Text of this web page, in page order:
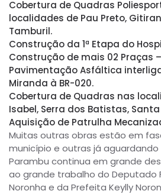
Cobertura de Quadras
localidades de Pau Preto,
Tamburil.
Construção da 1ª Etapa do
Construção de mais 02 Praças
Pavimentação Asfáltica
Miranda à BR-020.
Cobertura de Quadras nas
Isabel, Serra dos Batistas,
Aquisição de Patrulha
Muitas outras obras estão em
município e outras já aguardando
Parambu continua em grande
ao grande trabalho do Deputado
Noronha e da Prefeita Keylly